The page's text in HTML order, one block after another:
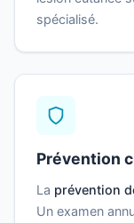
spécialisé.
Prévention
La prévention
Un examen